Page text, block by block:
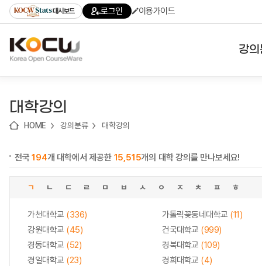
기
기
기
content)
가
대시보드 로그인 이용가이드
강
대학강의
HOME 강의분류 대학강의
전국194개 대학에서 제공한 15,515개의 대학 강의를 만나보세요!
ㄱ ㄴ ㄷ ㄹ ㅁ ㅂ ㅅ ㅇ ㅈ ㅊ ㅍ ㅎ
가천대학교 (336) 가톨릭꽃동네대학교 (11)
강원대학교 (45) 건국대학교 (999)
경동대학교 (52) 경북대학교 (109)
경일대학교 (23) 경희대학교 (4)